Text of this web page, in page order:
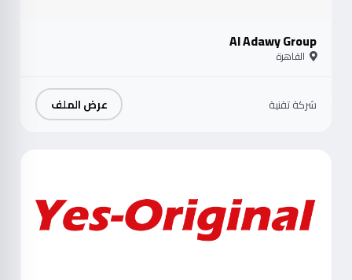
Al Adawy Group
القاهرة
شركة تقنية عرض الملف